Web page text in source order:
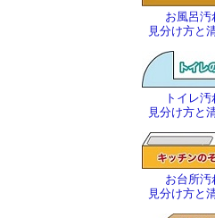
ヘラ・ケレン・皮スキ
ゴミバサミ・灯油ポンプ等
お風呂汚
見分け方と
トイレ汚
見分け方と
お台所汚
見分け方と